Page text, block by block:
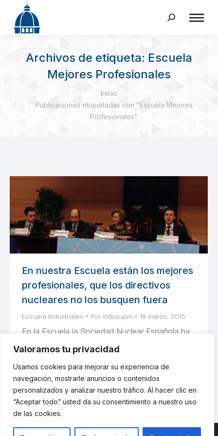
Valoramos tu privacidad
Usamos cookies para mejorar su experiencia de
navegación, mostrarle anuncios o contenidos
personalizados y analizar nuestro tráfico. Al hacer clic en
“Aceptar todo” usted da su consentimiento a nuestro uso
de las cookies.
Buscar:
Archivos de etiqueta: Escuela
Mejores Profesionales
Inicio
Publicaciones etiquetadas con "Escuela Mejores
Profesionales"
En nuestra Escuela están los mejores
profesionales, que los directivos
nucleares no los busquen fuera
Escuela Industriales Por indusupm 18 marzo, 2015
En la Escuela la Sociedad Nuclear Española ha
celebrado la “Jornada de Experiencias
Operativas de las centrales nucleares durante el
2014”